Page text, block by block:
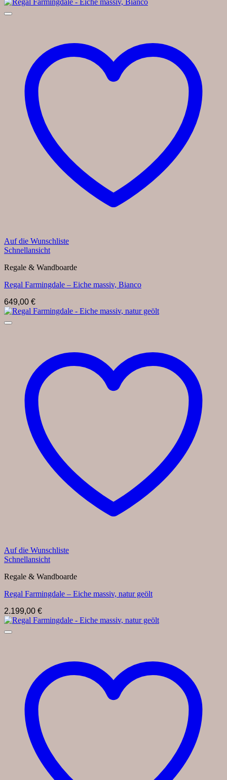
Auf die Wunschliste
Schnellansicht
Regale & Wandboarde
Regal Farmingdale – Eiche massiv, Bianco
649,00 €
Auf die Wunschliste
Schnellansicht
Regale & Wandboarde
Regal Farmingdale – Eiche massiv, natur geölt
2.199,00 €